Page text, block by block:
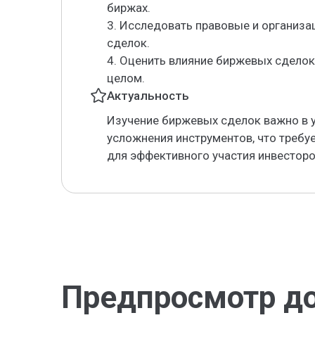
биржах.
3. Исследовать правовые и
сделок.
4. Оценить влияние биржевых
целом.
Актуальность
Изучение биржевых сделок важно в
усложнения инструментов, что
для эффективного участия
Предпросмотр